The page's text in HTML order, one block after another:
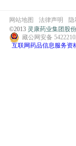
网站地图 法律声明
©2013 灵康药业集团股
藏公网安备
互联网药品信息服务资